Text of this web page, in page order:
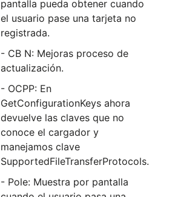
pantalla pueda obtener cuando
el usuario pase una tarjeta no
registrada.
- CB N: Mejoras proceso de
actualización.
- OCPP: En
GetConfigurationKeys ahora
devuelve las claves que no
conoce el cargador y
manejamos clave
SupportedFileTransferProtocols.
- Pole: Muestra por pantalla